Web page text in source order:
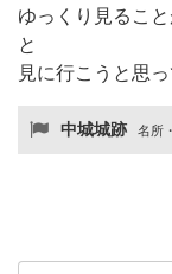
ゆっくり見るこ
と
見に行こうと思
中城城跡 名所